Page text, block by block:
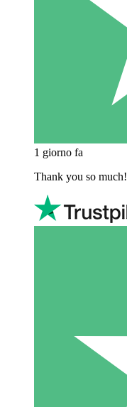
1 giorno fa
Thank you so much!